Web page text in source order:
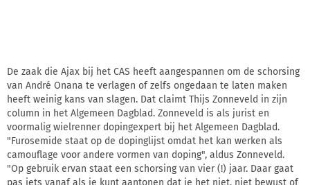
De zaak die Ajax bij het CAS heeft aangespannen om de schorsing
van André Onana te verlagen of zelfs ongedaan te laten maken
heeft weinig kans van slagen. Dat claimt Thijs Zonneveld in zijn
column in het Algemeen Dagblad. Zonneveld is als jurist en
voormalig wielrenner dopingexpert bij het Algemeen Dagblad.
"Furosemide staat op de dopinglijst omdat het kan werken als
camouflage voor andere vormen van doping", aldus Zonneveld.
"Op gebruik ervan staat een schorsing van vier (!) jaar. Daar gaat